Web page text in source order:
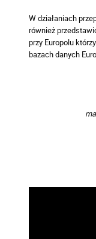
W działaniach
również
przy Europolu
bazach danych